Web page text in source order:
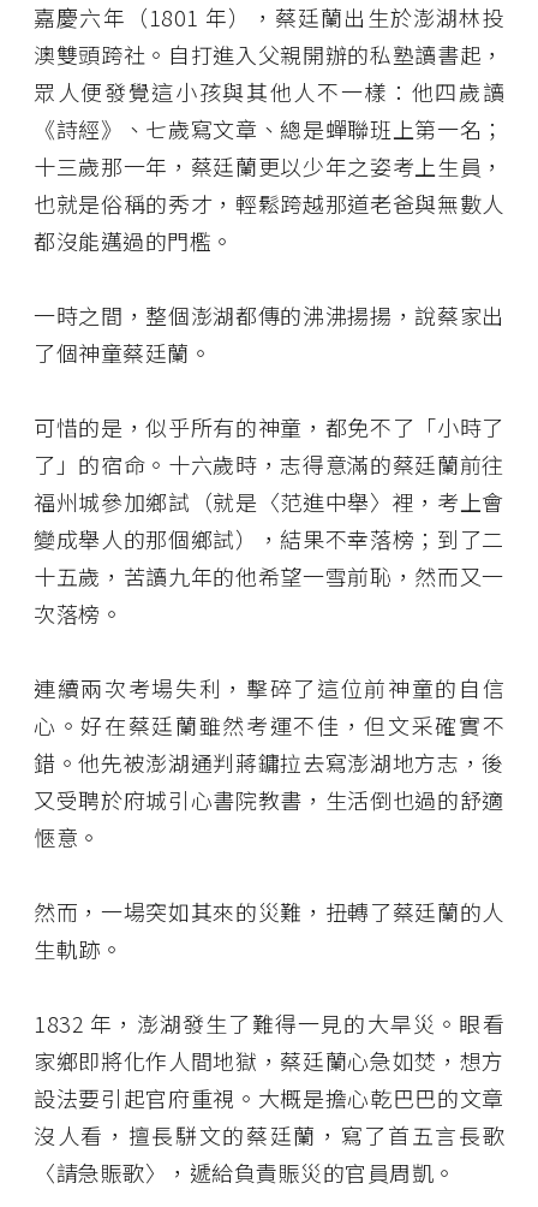
嘉慶六年（1801 年），蔡廷蘭出生於澎湖林投
澳雙頭跨社。自打進入父親開辦的私塾讀書起，
眾人便發覺這小孩與其他人不一樣：他四歲讀
《詩經》、七歲寫文章、總是蟬聯班上第一名；
十三歲那一年，蔡廷蘭更以少年之姿考上生員，
也就是俗稱的秀才，輕鬆跨越那道老爸與無數人
都沒能邁過的門檻。
一時之間，整個澎湖都傳的沸沸揚揚，說蔡家出
了個神童蔡廷蘭。
可惜的是，似乎所有的神童，都免不了「小時了
了」的宿命。十六歲時，志得意滿的蔡廷蘭前往
福州城參加鄉試（就是〈范進中舉〉裡，考上會
變成舉人的那個鄉試），結果不幸落榜；到了二
十五歲，苦讀九年的他希望一雪前恥，然而又一
次落榜。
連續兩次考場失利，擊碎了這位前神童的自信
心。好在蔡廷蘭雖然考運不佳，但文采確實不
錯。他先被澎湖通判蔣鏞拉去寫澎湖地方志，後
又受聘於府城引心書院教書，生活倒也過的舒適
愜意。
然而，一場突如其來的災難，扭轉了蔡廷蘭的人
生軌跡。
1832 年，澎湖發生了難得一見的大旱災。眼看
家鄉即將化作人間地獄，蔡廷蘭心急如焚，想方
設法要引起官府重視。大概是擔心乾巴巴的文章
沒人看，擅長駢文的蔡廷蘭，寫了首五言長歌
〈請急賑歌〉，遞給負責賑災的官員周凱。